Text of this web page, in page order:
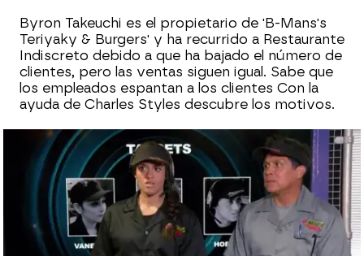
Byron Takeuchi es el propietario de 'B-Mans's
Teriyaky & Burgers' y ha recurrido a Restaurante
Indiscreto debido a que ha bajado el número de
clientes, pero las ventas siguen igual. Sabe que
los empleados espantan a los clientes Con la
ayuda de Charles Styles descubre los motivos.
mega